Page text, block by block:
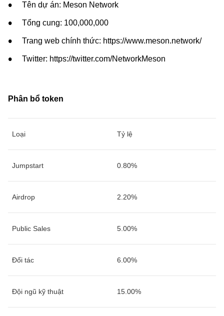
Tên dự án: Meson Network
Tổng cung: 100,000,000
Trang web chính thức: https://www.meson.network/
Twitter: https://twitter.com/NetworkMeson
Phân bổ token
Loại Tỷ lệ
Jumpstart 0.80%
Airdrop 2.20%
Public Sales 5.00%
Đối tác 6.00%
Đội ngũ kỹ thuật 15.00%